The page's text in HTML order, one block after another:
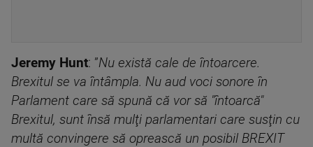
Jeremy Hunt: ”Nu există cale de întoarcere.
Brexitul se va întâmpla. Nu aud voci sonore în
Parlament care să spună că vor să "întoarcă"
Brexitul, sunt însă mulţi parlamentari care susţin cu
multă convingere să oprească un posibil BREXIT